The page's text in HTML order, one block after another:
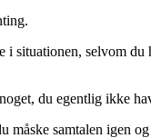
i situationen, selvom du
du egentlig ikke
måske samtalen igen